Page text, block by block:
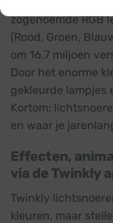
zogenoemde RGB
(Rood, Groen,
om 16,7 miljoen
Door het enorme
gekleurde lampjes
Kortom:
en waar je
Effecten,
via de Twinkly
Twinkly
kleuren, maar